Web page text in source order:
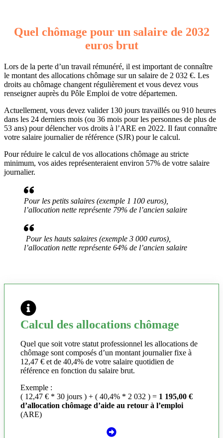
Quel chômage pour un salaire de 2032
euros brut
Lors de la perte d’un travail rémunéré, il est important de connaître
le montant des allocations chômage sur un salaire de 2 032 €. Les
droits au chômage changent régulièrement et vous devez vous
renseigner auprès du Pôle Emploi de votre départemen.
Actuellement, vous devez valider 130 jours travaillés ou 910 heures
dans les 24 derniers mois (ou 36 mois pour les personnes de plus de
53 ans) pour délencher vos droits à l’ARE en 2022. Il faut connaître
votre salaire journalier de référence (SJR) pour le calcul.
Pour réduire le calcul de vos allocations chômage au stricte
minimum, vos aides représenteraient environ 57% de votre salaire
journalier.
Pour les petits salaires (exemple 1 100 euros),
l’allocation nette représente 79% de l’ancien salaire
Pour les hauts salaires (exemple 3 000 euros),
l’allocation nette représente 64% de l’ancien salaire
Calcul des allocations chômage
Quel que soit votre statut professionnel les allocations de
chômage sont composés d’un montant journalier fixe à
12,47 € et de 40,4% de votre salaire quotidien de
référence en fonction du salaire brut.
Exemple :
( 12,47 € * 30 jours ) + ( 40,4% * 2 032 ) = 1 195,00 €
d’allocation chômage d’aide au retour à l’emploi
(ARE)